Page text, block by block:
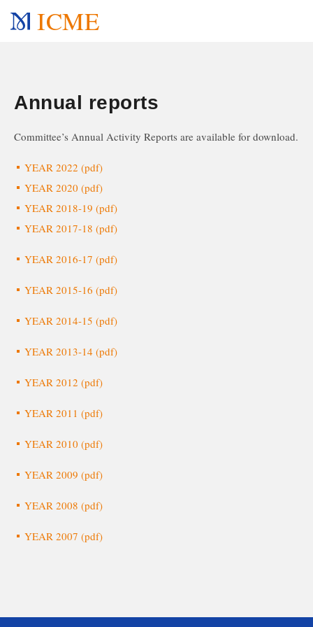
ICME
Annual reports
Committee’s Annual Activity Reports are available for download.
YEAR 2022 (pdf)
YEAR 2020 (pdf)
YEAR 2018-19 (pdf)
YEAR 2017-18 (pdf)
YEAR 2016-17 (pdf)
YEAR 2015-16 (pdf)
YEAR 2014-15 (pdf)
YEAR 2013-14 (pdf)
YEAR 2012 (pdf)
YEAR 2011 (pdf)
YEAR 2010 (pdf)
YEAR 2009 (pdf)
YEAR 2008 (pdf)
YEAR 2007 (pdf)